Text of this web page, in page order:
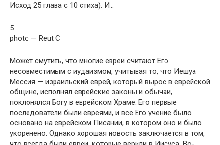
Исход 25 глава с 10 стиха). И…
5
photo — Reut C
Может смутить, что многие евреи считают Его
несовместимым с иудаизмом, учитывая то, что Иешуа
Мессия — израильский еврей, который вырос в еврейской
общине, исполнял еврейские законы и обычаи,
поклонялся Богу в еврейском Храме. Его первые
последователи были евреями, и все Его учение было
основано на еврейском Писании, в котором оно и было
укоренено. Однако хорошая новость заключается в том,